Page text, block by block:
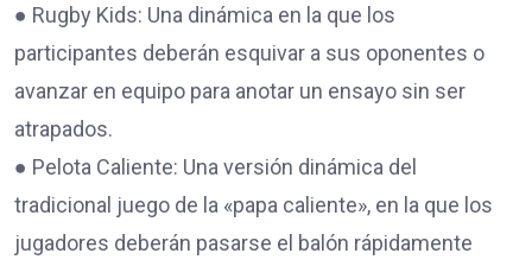
● Rugby Kids: Una dinámica en la que los
participantes deberán esquivar a sus oponentes o
avanzar en equipo para anotar un ensayo sin ser
atrapados.
● Pelota Caliente: Una versión dinámica del
tradicional juego de la «papa caliente», en la que los
jugadores deberán pasarse el balón rápidamente